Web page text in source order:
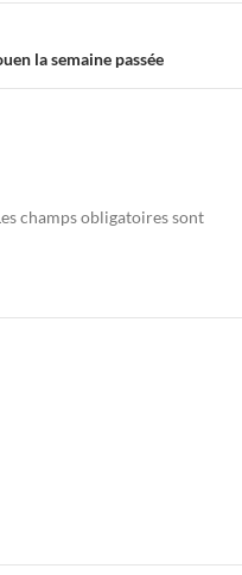
la semaine passée
champs obligatoires sont